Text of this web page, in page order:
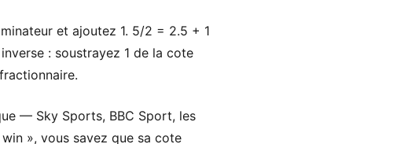
et ajoutez 1. 5/2 = 2.5 + 1
: soustrayez 1 de la cote
— Sky Sports, BBC Sport, les
», vous savez que sa cote